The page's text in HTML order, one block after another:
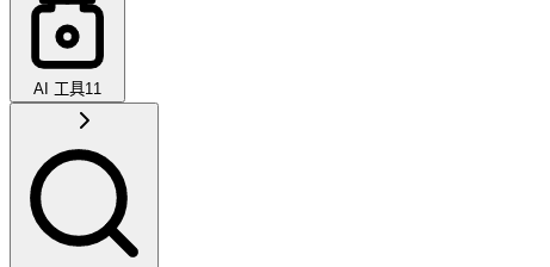
AI 工具11